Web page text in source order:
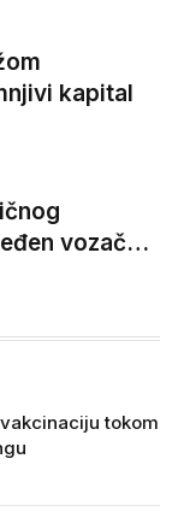
kapital
vozač
tokom